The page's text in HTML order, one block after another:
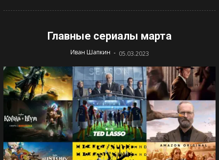
Главные сериалы марта
Иван Шапкин - 05.03.2023